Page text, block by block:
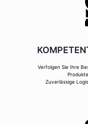
Verfolgen Sie Ihre
Zuverlässige